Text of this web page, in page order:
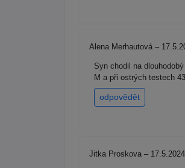
Alena Merhautová –
Syn chodil na
M a při ostrých testech
odpovědět
Jitka Proskova –